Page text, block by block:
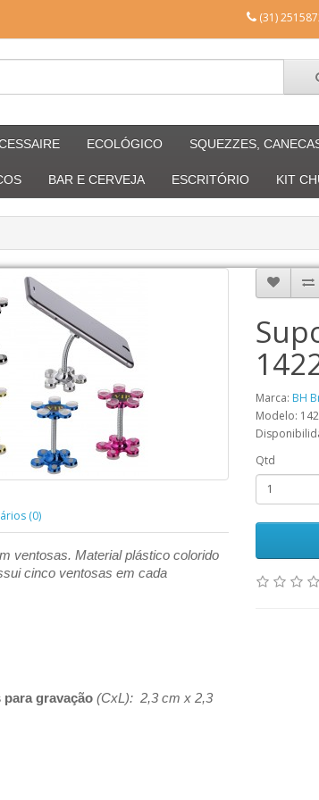
(31)
ECOLÓGICO SQUEZZES,
BAR E CERVEJA ESCRITÓRIO KIT
(0)
ventosas. Material plástico colorido
cinco ventosas em cada
gravação(CxL): 2,3 cm x 2,3
Marca: BH
Modelo:
Qtd